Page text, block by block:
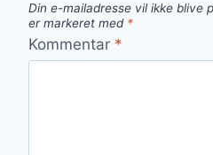
Din e-mailadresse vil ikke blive
er markeret med *
Kommentar *